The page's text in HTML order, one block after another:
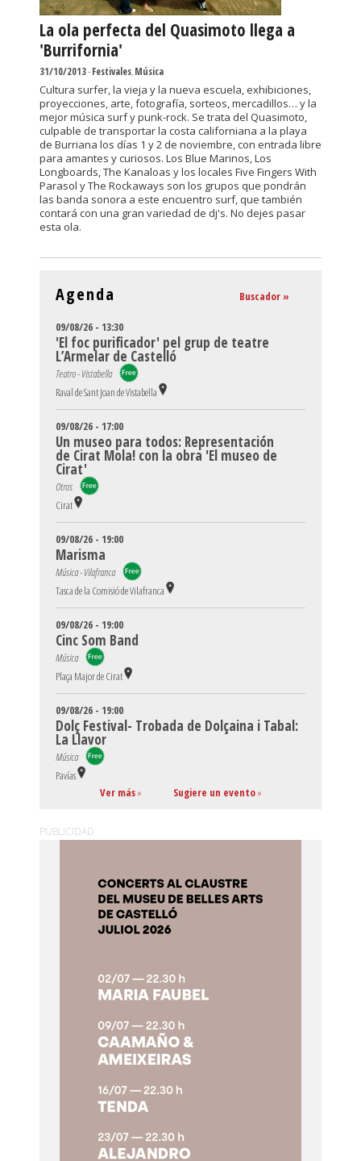
La ola perfecta del Quasimoto llega a
'Burrifornia'
31/10/2013-Festivales,Música
Cultura surfer, la vieja y la nueva escuela, exhibiciones,
proyecciones, arte, fotografía, sorteos, mercadillos… y la
mejor música surf y punk-rock. Se trata del Quasimoto,
culpable de transportar la costa californiana a la playa
de Burriana los días 1 y 2 de noviembre, con entrada libre
para amantes y curiosos. Los Blue Marinos, Los
Longboards, The Kanaloas y los locales Five Fingers With
Parasol y The Rockaways son los grupos que pondrán
las banda sonora a este encuentro surf, que también
contará con una gran variedad de dj's. No dejes pasar
esta ola.
Agenda Buscador »
09/08/26 - 13:30
'El foc purificador' pel grup de teatre
L’Armelar de Castelló
Teatro - Vistabella
Raval de Sant Joan de Vistabella
09/08/26 - 17:00
Un museo para todos: Representación
de Cirat Mola! con la obra 'El museo de
Cirat'
Otros
Cirat
09/08/26 - 19:00
Marisma
Música - Vilafranca
Tasca de la Comisió de Vilafranca
09/08/26 - 19:00
Cinc Som Band
Música
Plaça Major de Cirat
09/08/26 - 19:00
Dolç Festival- Trobada de Dolçaina i Tabal:
La Llavor
Música
Pavías
Ver más» Sugiere un evento»
PUBLICIDAD